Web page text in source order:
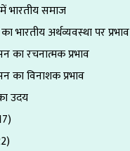
भारतीय समाज
भारतीय अर्थव्यवस्था पर प्रभाव
का रचनात्मक प्रभाव
का विनाशक प्रभाव
उदय